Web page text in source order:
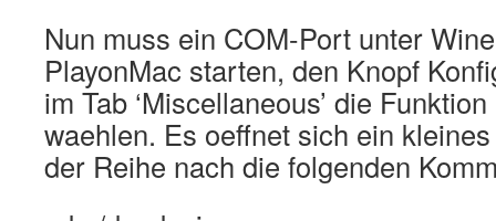
Nun muss ein COM-Port unter
PlayonMac starten, den Knopf
im Tab ‘Miscellaneous’ die
waehlen. Es oeffnet sich ein
der Reihe nach die folgenden